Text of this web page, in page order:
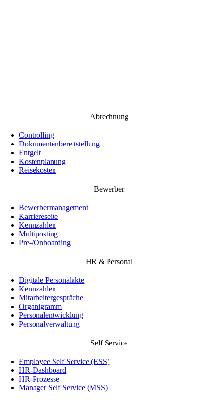
Abrechnung
Controlling
Dokumentenbereitstellung
Entgelt
Kostenplanung
Reisekosten
Bewerber
Bewerbermanagement
Karriereseite
Kennzahlen
Multiposting
Pre-/Onboarding
HR & Personal
Digitale Personalakte
Kennzahlen
Mitarbeitergespräche
Organigramm
Personalentwicklung
Personalverwaltung
Self Service
Employee Self Service (ESS)
HR-Dashboard
HR-Prozesse
Manager Self Service (MSS)